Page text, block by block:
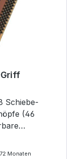
II 80 Light C-Griff
Schiebe-
(46
Monaten